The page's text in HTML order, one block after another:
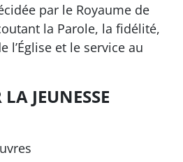
par le Royaume de
la Parole, la fidélité,
l’Église et le service au
JEUNESSE